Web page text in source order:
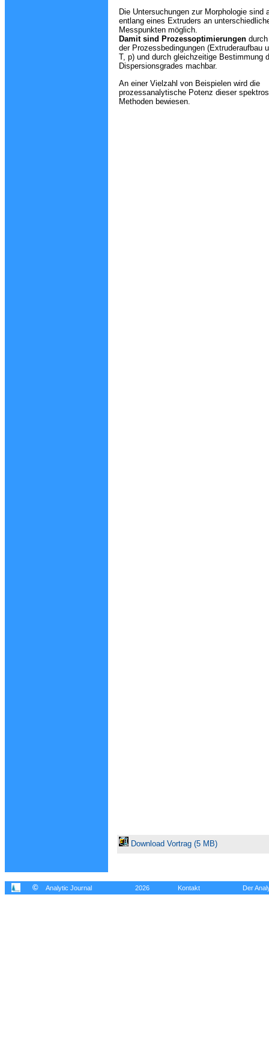
Die Untersuchungen zur Morphologie sind
entlang eines Extruders an
Messpunkten möglich.
Damit sind Prozessoptimierungen
der Prozessbedingungen (Extruderaufbau
T, p) und durch gleichzeitige Bestimmung
Dispersionsgrades machbar.
An einer Vielzahl von Beispielen wird die
prozessanalytische Potenz dieser
Methoden bewiesen.
Download Vortrag (5 MB)
© Analytic Journal 2026 Kontakt Der